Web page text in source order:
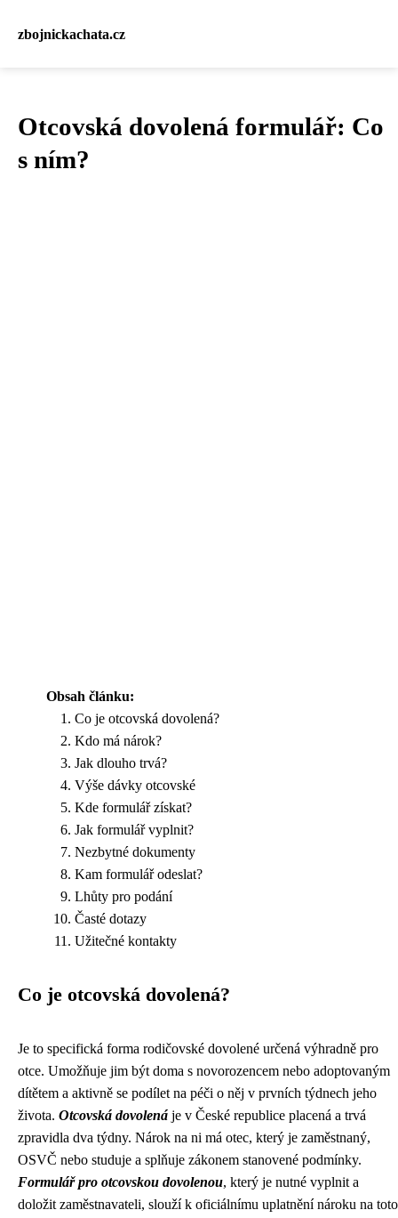
zbojnickachata.cz
Otcovská dovolená formulář: Co
s ním?
Obsah článku:
Co je otcovská dovolená?
Kdo má nárok?
Jak dlouho trvá?
Výše dávky otcovské
Kde formulář získat?
Jak formulář vyplnit?
Nezbytné dokumenty
Kam formulář odeslat?
Lhůty pro podání
Časté dotazy
Užitečné kontakty
Co je otcovská dovolená?
Je to specifická forma rodičovské dovolené určená výhradně pro
otce. Umožňuje jim být doma s novorozencem nebo adoptovaným
dítětem a aktivně se podílet na péči o něj v prvních týdnech jeho
života. Otcovská dovolená je v České republice placená a trvá
zpravidla dva týdny. Nárok na ni má otec, který je zaměstnaný,
OSVČ nebo studuje a splňuje zákonem stanovené podmínky.
Formulář pro otcovskou dovolenou, který je nutné vyplnit a
doložit zaměstnavateli, slouží k oficiálnímu uplatnění nároku na toto